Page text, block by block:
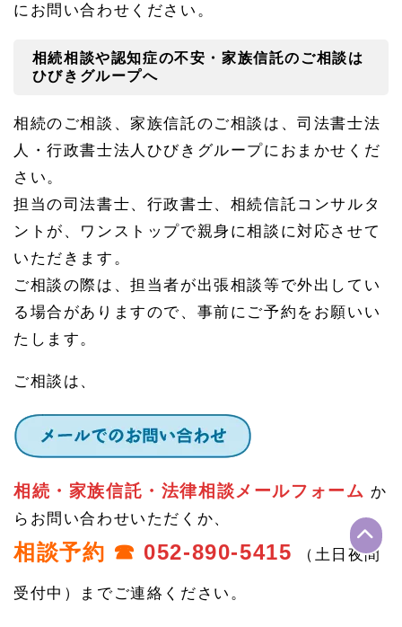
にお問い合わせください。
相続相談や認知症の不安・家族信託のご相談は
ひびきグループへ
相続のご相談、家族信託のご相談は、司法書士法
人・行政書士法人ひびきグループにおまかせくだ
さい。
担当の司法書士、行政書士、相続信託コンサルタ
ントが、ワンストップで親身に相談に対応させて
いただきます。
ご相談の際は、担当者が出張相談等で外出してい
る場合がありますので、事前にご予約をお願いい
たします。
ご相談は、
相続・家族信託・法律相談メールフォーム か
らお問い合わせいただくか、
相談予約 ☎ 052-890-5415 （土日夜間
受付中）までご連絡ください。